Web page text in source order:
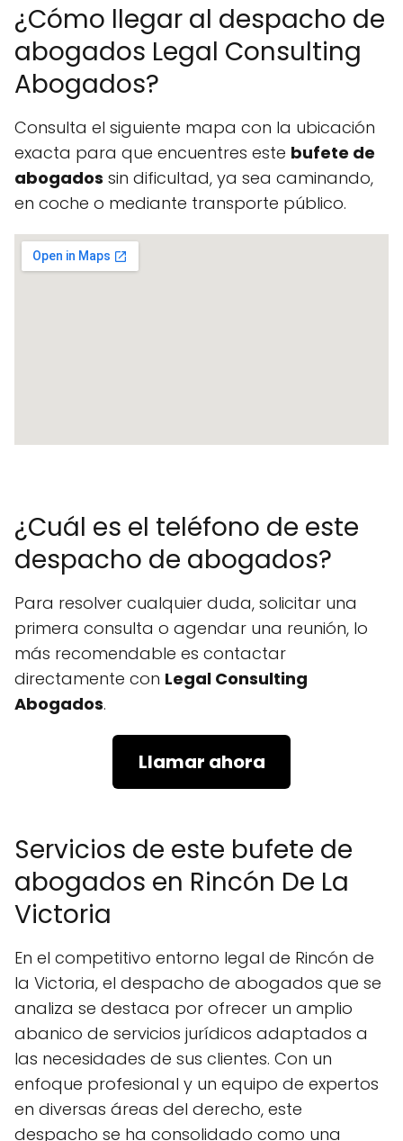
¿Cómo llegar al despacho de
abogados Legal Consulting
Abogados?
Consulta el siguiente mapa con la ubicación
exacta para que encuentres este bufete de
abogados sin dificultad, ya sea caminando,
en coche o mediante transporte público.
¿Cuál es el teléfono de este
despacho de abogados?
Para resolver cualquier duda, solicitar una
primera consulta o agendar una reunión, lo
más recomendable es contactar
directamente con Legal Consulting
Abogados.
Llamar ahora
Servicios de este bufete de
abogados en Rincón De La
Victoria
En el competitivo entorno legal de Rincón de
la Victoria, el despacho de abogados que se
analiza se destaca por ofrecer un amplio
abanico de servicios jurídicos adaptados a
las necesidades de sus clientes. Con un
enfoque profesional y un equipo de expertos
en diversas áreas del derecho, este
despacho se ha consolidado como una